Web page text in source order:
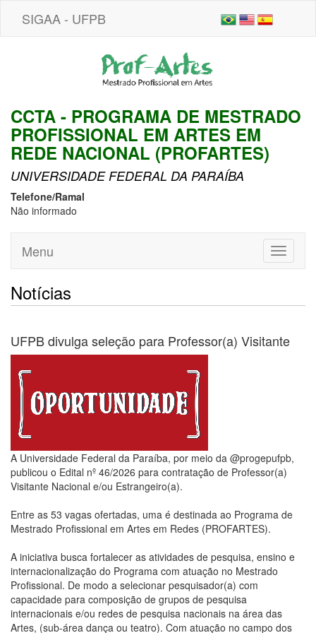
SIGAA - UFPB
CCTA - PROGRAMA DE MESTRADO
PROFISSIONAL EM ARTES EM
REDE NACIONAL (PROFARTES)
UNIVERSIDADE FEDERAL DA PARAÍBA
Telefone/Ramal
Não informado
Toggle
Menu
Notícias
UFPB divulga seleção para Professor(a) Visitante
A Universidade Federal da Paraíba, por meio da @progepufpb,
publicou o Edital nº 46/2026 para contratação de Professor(a)
Visitante Nacional e/ou Estrangeiro(a).
Entre as 53 vagas ofertadas, uma é destinada ao Programa de
Mestrado Profissional em Artes em Redes (PROFARTES).
A iniciativa busca fortalecer as atividades de pesquisa, ensino e
internacionalização do Programa com atuação no Mestrado
Profissional. De modo a selecionar pesquisador(a) com
capacidade para composição de grupos de pesquisa
internacionais e/ou redes de pesquisa nacionais na área das
Artes, (sub-área dança ou teatro). Com atuação no campo dos